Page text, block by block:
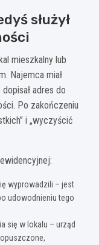
służył
mieszkalny lub
Najemca miał
adres do
Po zakończeniu
i „wyczyścić
wyprowadzili – jest
udowodnieniu tego
się w lokalu – urząd